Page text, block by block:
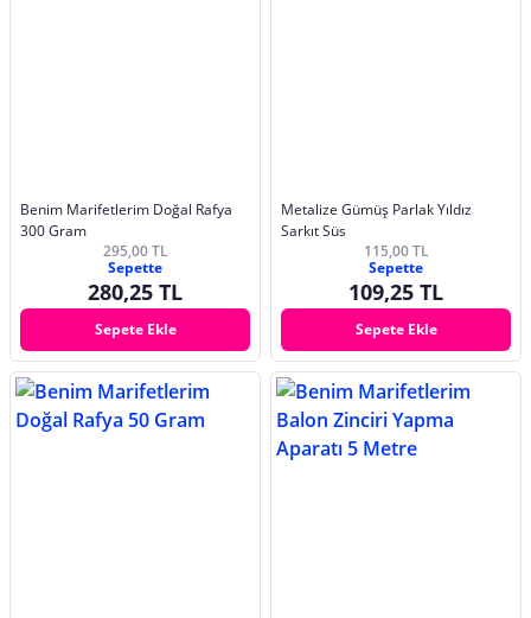
Benim Marifetlerim Doğal Rafya
300 Gram
295,00 TL
Sepette
280,25 TL
Sepete Ekle
Metalize Gümüş Parlak Yıldız
Sarkıt Süs
115,00 TL
Sepette
109,25 TL
Sepete Ekle